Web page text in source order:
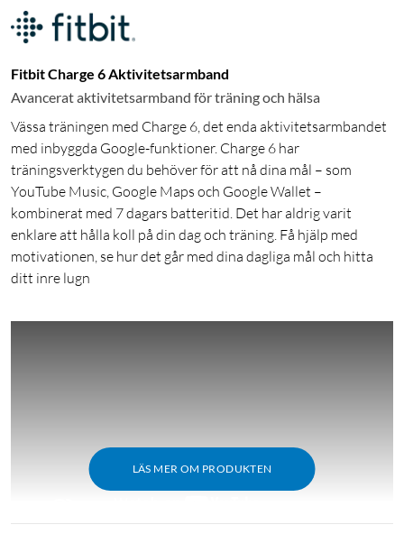
Fitbit Charge 6 Aktivitetsarmband
Avancerat aktivitetsarmband för träning och hälsa
Vässa träningen med Charge 6, det enda aktivitetsarmbandet
med inbyggda Google-funktioner. Charge 6 har
träningsverktygen du behöver för att nå dina mål – som
YouTube Music, Google Maps och Google Wallet –
kombinerat med 7 dagars batteritid. Det har aldrig varit
enklare att hålla koll på din dag och träning. Få hjälp med
motivationen, se hur det går med dina dagliga mål och hitta
ditt inre lugn
LÄS MER OM PRODUKTEN